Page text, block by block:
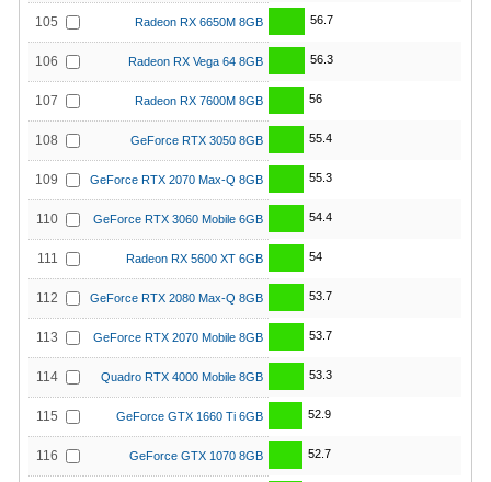
105 Radeon RX 6650M 8GB 56.7
106 Radeon RX Vega 64 8GB 56.3
107 Radeon RX 7600M 8GB 56
108 GeForce RTX 3050 8GB 55.4
109 GeForce RTX 2070 Max-Q 8GB 55.3
110 GeForce RTX 3060 Mobile 6GB 54.4
111 Radeon RX 5600 XT 6GB 54
112 GeForce RTX 2080 Max-Q 8GB 53.7
113 GeForce RTX 2070 Mobile 8GB 53.7
114 Quadro RTX 4000 Mobile 8GB 53.3
115 GeForce GTX 1660 Ti 6GB 52.9
116 GeForce GTX 1070 8GB 52.7